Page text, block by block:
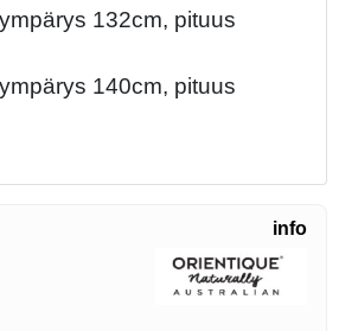
132cm, pituus
140cm, pituus
info